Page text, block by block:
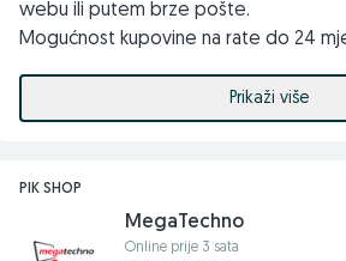
webu ili putem brze pošte.
Mogućnost kupovine na rate do 24
Mogućnost kupovine preko firme.
Uz svaki kupljeni proizvod dobijate
Kontakt telefoni ili viber: 061255994;
Email: info@megatechno.ba
prodaja@megatechno.ba
Prikaži više
PIK SHOP
MegaTechno
Online prije 3 sata